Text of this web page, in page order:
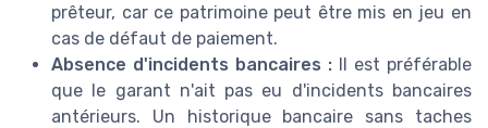
prêteur, car ce patrimoine peut être mis en jeu en
cas de défaut de paiement.
Absence d'incidents bancaires : Il est préférable
que le garant n'ait pas eu d'incidents bancaires
antérieurs. Un historique bancaire sans taches